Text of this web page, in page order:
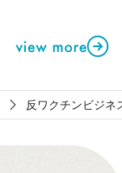
反ワクチンビジ